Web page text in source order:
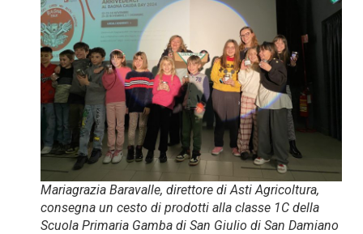
Mariagrazia Baravalle, direttore di Asti Agricoltura,
consegna un cesto di prodotti alla classe 1C della
Scuola Primaria Gamba di San Giulio di San Damiano